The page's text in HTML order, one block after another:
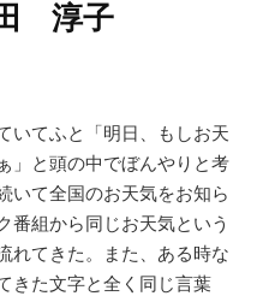
淳子
いてふと「明日、もしお天
」と頭の中でぼんやりと考
いて全国のお天気をお知ら
番組から同じお天気という
れてきた。また、ある時な
きた文字と全く同じ言葉